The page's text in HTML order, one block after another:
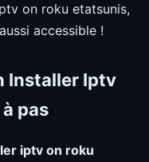
on roku etatsunis,
accessible !
Installer Iptv
pas
iptv on roku